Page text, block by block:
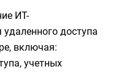
ИТ-
доступа
включая:
учетных